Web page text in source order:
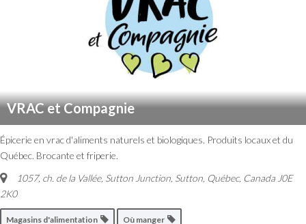
VRAC et Compagnie
Épicerie en vrac d'aliments naturels et biologiques. Produits locaux et du
Québec. Brocante et friperie.
1057, ch. de la Vallée, Sutton Junction Sutton, Québec, Canada J0E
2K0
Magasins d'alimentation Où manger